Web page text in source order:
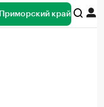
Приморский край